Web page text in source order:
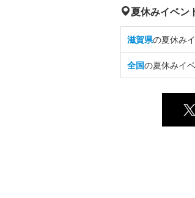
夏休みイベン
滋賀県の夏休み
全国の夏休みイ